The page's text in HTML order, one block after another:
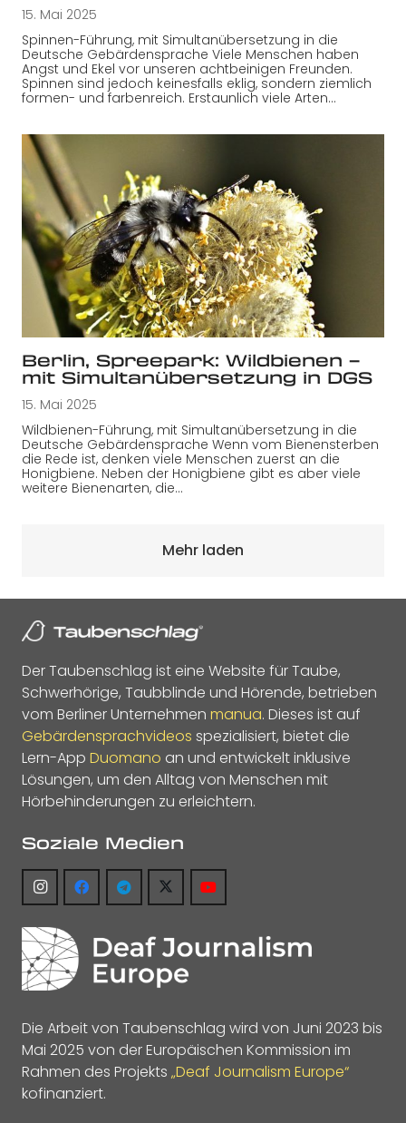
15. Mai 2025
Spinnen-Führung, mit Simultanübersetzung in die
Deutsche Gebärdensprache Viele Menschen haben
Angst und Ekel vor unseren achtbeinigen Freunden.
Spinnen sind jedoch keinesfalls eklig, sondern ziemlich
formen- und farbenreich. Erstaunlich viele Arten…
Berlin, Spreepark: Wildbienen –
mit Simultanübersetzung in DGS
15. Mai 2025
Wildbienen-Führung, mit Simultanübersetzung in die
Deutsche Gebärdensprache Wenn vom Bienensterben
die Rede ist, denken viele Menschen zuerst an die
Honigbiene. Neben der Honigbiene gibt es aber viele
weitere Bienenarten, die…
Mehr laden
Der Taubenschlag ist eine Website für Taube,
Schwerhörige, Taubblinde und Hörende, betrieben
vom Berliner Unternehmen manua. Dieses ist auf
Gebärdensprachvideos spezialisiert, bietet die
Lern-App Duomano an und entwickelt inklusive
Lösungen, um den Alltag von Menschen mit
Hörbehinderungen zu erleichtern.
Soziale Medien
Die Arbeit von Taubenschlag wird von Juni 2023 bis
Mai 2025 von der Europäischen Kommission im
Rahmen des Projekts „Deaf Journalism Europe“
kofinanziert.